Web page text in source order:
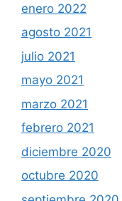
enero 2022
agosto 2021
julio 2021
mayo 2021
marzo 2021
febrero 2021
diciembre 2020
octubre 2020